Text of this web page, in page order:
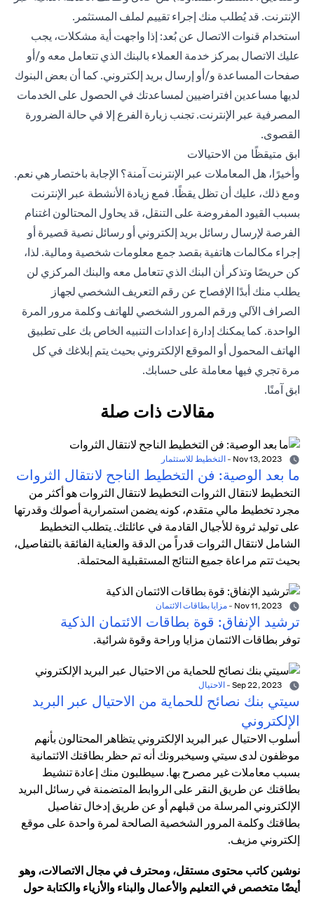
الإنترنت. قد يُطلب منك إجراء تقييم لملف المستثمر.
استخدام قنوات الاتصال عن بُعد: إذا واجهت أية مشكلات، يجب
عليك الاتصال بمركز خدمة العملاء بالبنك الذي تتعامل معه و/أو
صفحات المساعدة و/أو إرسال بريد إلكتروني. كما أن بعض البنوك
لديها مساعدين افتراضيين لمساعدتك في الحصول على الخدمات
المصرفية عبر الإنترنت. تجنب زيارة الفرع إلا في حالة الضرورة
القصوى.
ابق متيقظًا من الاحتيالات
وأخيرًا، هل المعاملات عبر الإنترنت آمنة؟ الإجابة باختصار هي نعم.
ومع ذلك، عليك أن تظل يقظًا. فمع زيادة الأنشطة عبر الإنترنت
بسبب القيود المفروضة على التنقل، قد يحاول المحتالون اغتنام
الفرصة لإرسال رسائل بريد إلكتروني أو رسائل نصية قصيرة أو
إجراء مكالمات هاتفية بقصد جمع معلومات شخصية ومالية. لذا،
كن حريصًا وتذكر أن البنك الذي تتعامل معه والبنك المركزي لن
يطلب منك أبدًا الإفصاح عن رقم التعريف الشخصي لجهاز
الصراف الآلي ورقم المرور الشخصي للهاتف وكلمة مرور المرة
الواحدة. كما يمكنك إدارة إعدادات التنبيه الخاص بك على تطبيق
الهاتف المحمول أو الموقع الإلكتروني بحيث يتم إبلاغك في كل
مرة تجري فيها معاملة على حسابك.
ابق آمنًا.
مقالات ذات صلة
- التخطيط للاستثمار
ما بعد الوصية: فن التخطيط الناجح لانتقال الثروات
التخطيط لانتقال الثروات التخطيط لانتقال الثروات هو أكثر من
مجرد تخطيط مالي متقدم، كونه يضمن استمرارية أصولك وقدرتها
على توليد ثروة للأجيال القادمة في عائلتك. يتطلب التخطيط
الشامل لانتقال الثروات قدراً من الدقة والعناية الفائقة بالتفاصيل،
بحيث تتم مراعاة جميع النتائج المستقبلية المحتملة.
- مزايا بطاقات الائتمان
ترشيد الإنفاق: قوة بطاقات الائتمان الذكية
توفر بطاقات الائتمان مزايا وراحة وقوة شرائية.
- الاحتيال
سيتي بنك نصائح للحماية من الاحتيال عبر البريد
الإلكتروني
أسلوب الاحتيال عبر البريد الإلكتروني يتظاهر المحتالون بأنهم
موظفون لدى سيتي وسيخبرونك أنه تم حظر بطاقتك الائتمانية
بسبب معاملات غير مصرح بها. سيطلبون منك إعادة تنشيط
بطاقتك عن طريق النقر على الروابط المتضمنة في رسائل البريد
الإلكتروني المرسلة من قبلهم أو عن طريق إدخال تفاصيل
بطاقتك وكلمة المرور الشخصية الصالحة لمرة واحدة على موقع
إلكتروني مزيف.
نوشين كاتب محتوى مستقل، ومحترف في مجال الاتصالات، وهو
أيضًا متخصص في التعليم والأعمال والبناء والأزياء والكتابة حول